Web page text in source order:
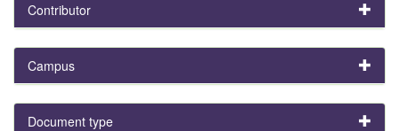
Contributor
Campus
Document type